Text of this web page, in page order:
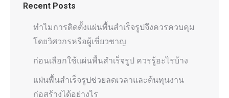
Recent Posts
ทำไมการติดตั้งแผ่นพื้นสำเร็จรูปจึงควรควบคุม
โดยวิศวกรหรือผู้เชี่ยวชาญ
ก่อนเลือกใช้แผ่นพื้นสำเร็จรูป ควรรู้อะไรบ้าง
แผ่นพื้นสำเร็จรูปช่วยลดเวลาและต้นทุนงาน
ก่อสร้างได้อย่างไร